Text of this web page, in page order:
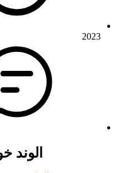
2023
الوند